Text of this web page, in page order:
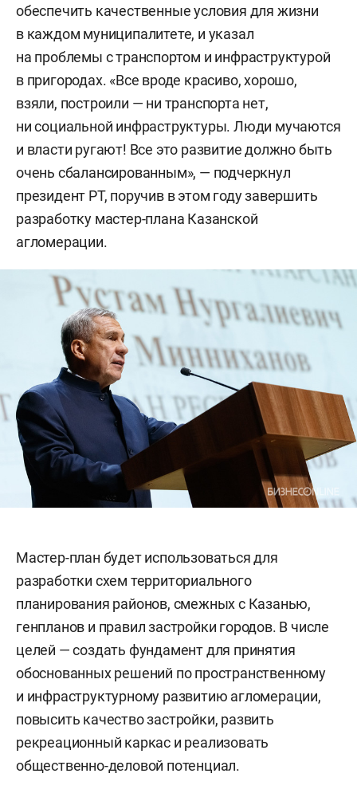
обеспечить качественные условия для жизни
в каждом муниципалитете, и указал
на проблемы с транспортом и инфраструктурой
в пригородах. «Все вроде красиво, хорошо,
взяли, построили — ни транспорта нет,
ни социальной инфраструктуры. Люди мучаются
и власти ругают! Все это развитие должно быть
очень сбалансированным», — подчеркнул
президент РТ, поручив в этом году завершить
разработку мастер-плана Казанской
агломерации.
Мастер-план будет использоваться для
разработки схем территориального
планирования районов, смежных с Казанью,
генпланов и правил застройки городов. В числе
целей — создать фундамент для принятия
обоснованных решений по пространственному
и инфраструктурному развитию агломерации,
повысить качество застройки, развить
рекреационный каркас и реализовать
общественно-деловой потенциал.